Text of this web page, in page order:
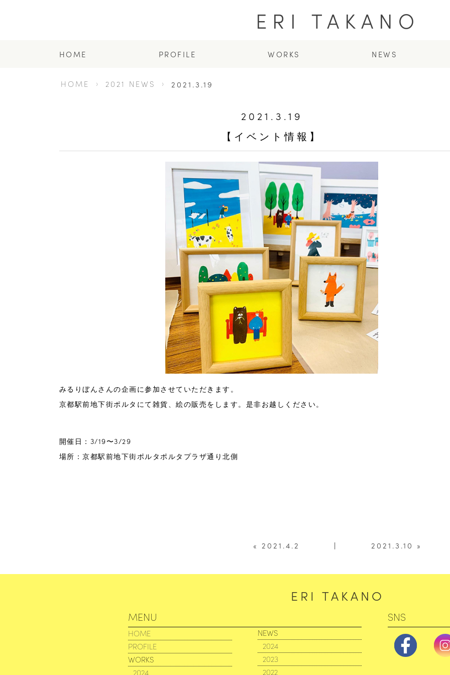
ERI TAKANO
HOME PROFILE WORKS NEWS
HOME 2021 NEWS 2021.3.19
2021.3.19
【イベント情報】
みるりぼんさんの企画に参加させていただきます。
京都駅前地下街ポルタにて雑貨、絵の販売をします。是非お越しください。
開催日： 3/19〜3/29
場所：京都駅前地下街ポルタポルタプラザ通り北側
« 2021.4.2 | 2021.3.10 »
ERI TAKANO
MENU
HOME
PROFILE
WORKS
2024
NEWS
2024
2023
2022
SNS